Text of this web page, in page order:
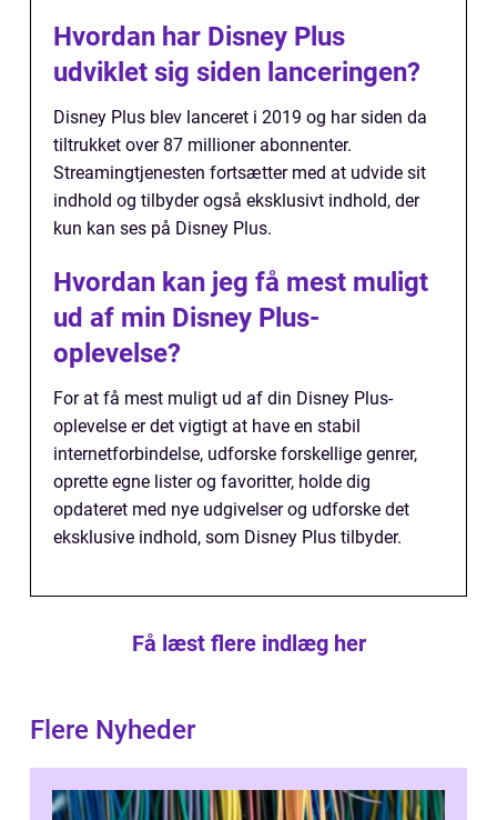
Hvordan har Disney Plus
udviklet sig siden lanceringen?
Disney Plus blev lanceret i 2019 og har siden da
tiltrukket over 87 millioner abonnenter.
Streamingtjenesten fortsætter med at udvide sit
indhold og tilbyder også eksklusivt indhold, der
kun kan ses på Disney Plus.
Hvordan kan jeg få mest muligt
ud af min Disney Plus-
oplevelse?
For at få mest muligt ud af din Disney Plus-
oplevelse er det vigtigt at have en stabil
internetforbindelse, udforske forskellige genrer,
oprette egne lister og favoritter, holde dig
opdateret med nye udgivelser og udforske det
eksklusive indhold, som Disney Plus tilbyder.
Få læst flere indlæg her
Flere Nyheder